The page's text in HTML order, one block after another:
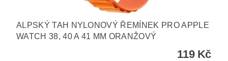
ALPSKÝ TAH NYLONOVÝ ŘEMÍNEK PRO APPLE
WATCH 38, 40 A 41 MM ORANŽOVÝ
119 Kč